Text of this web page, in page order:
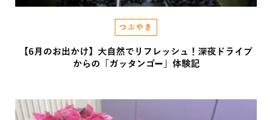
つぶやき
【6月のお出かけ】大自然でリフレッシュ！深夜ドライブ
からの「ガッタンゴー」体験記